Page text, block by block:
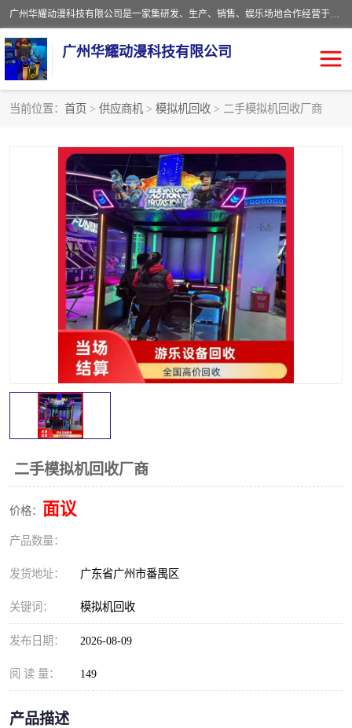
广州华耀动漫科技有限公司是一家集研发、生产、销售、娱乐场地合作经营于一体的动漫游戏公司。本公司拥有一支年轻化集研发生产到售后服务的队伍，及时地为客户提供、赚钱的产品。本公司以雄厚的实力、合理的价格、优良的服务与多家企业建立了长期的合作关系。热诚欢迎各界前来参观、考察、洽谈业务。目前公司经营的产品有：各种捕渔游戏机系列，大型模拟机系列、轮盘机系列、连线机系列、框体机系列、玛莉机系列等。
广州华耀动漫科技有限公司
当前位置： 首页 > 供应商机 > 模拟机回收 > 二手模拟机回收厂商
二手模拟机回收厂商
价格： 面议
产品数量：
发货地址： 广东省广州市番禺区
关键词： 模拟机回收
发布日期： 2026-08-09
阅 读 量： 149
产品描述
赛车回收 电玩城回收
模拟机回收 儿童机回收
游戏厅回收 *机回收